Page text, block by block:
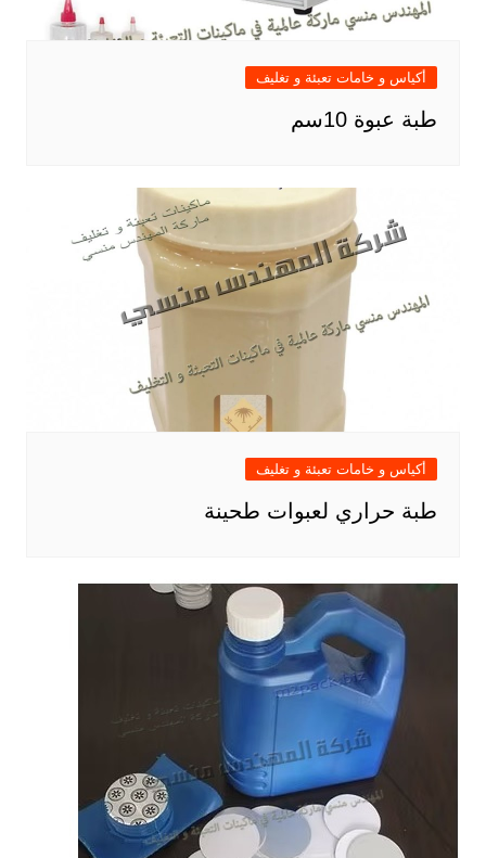
أكياس و خامات تعبئة و تغليف
طبة عبوة 10سم
أكياس و خامات تعبئة و تغليف
طبة حراري لعبوات طحينة